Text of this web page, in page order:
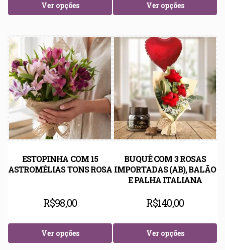
Ver opções Ver opções
ESTOPINHA COM 15
ASTROMÉLIAS TONS ROSA
R$98,00
Ver opções
BUQUÊ COM 3 ROSAS
IMPORTADAS (AB), BALÃO
E PALHA ITALIANA
R$140,00
Ver opções